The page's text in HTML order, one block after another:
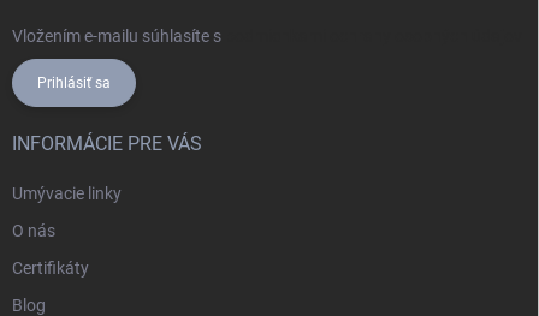
Vložením e-mailu súhlasíte s
Prihlásiť sa
INFORMÁCIE PRE VÁS
Umývacie linky
O nás
Certifikáty
Blog